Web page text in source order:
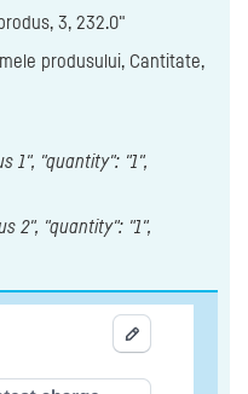
3, 232.0"
produsului, Cantitate,
1", "quantity": "1",
2", "quantity": "1",